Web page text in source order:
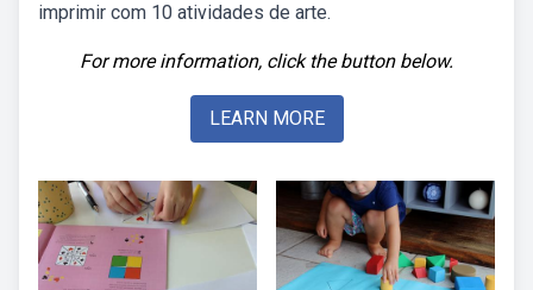
imprimir com 10 atividades de arte.
For more information, click the button below.
LEARN MORE